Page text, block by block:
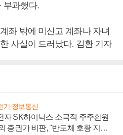
부과했다.
좌 밖에 미신고 계좌나 자녀
사실이 드러났다. 김환 기자
기·정보통신
자 SK하이닉스 소극적 주주환원
증권가 비판, "반도체 호황 지속